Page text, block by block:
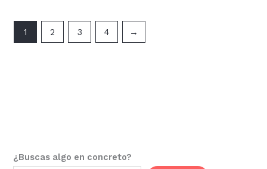
¿Buscas algo en concreto?
1 2 3 4 →